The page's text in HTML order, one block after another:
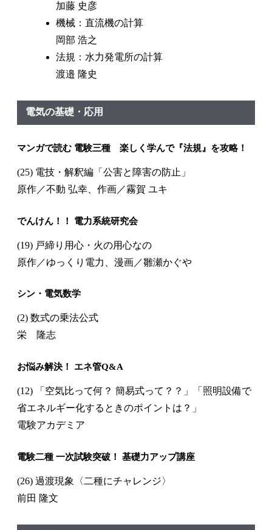
加藤 史彦
機械：直流機の計算
岡部 浩之
法規：水力発電所の計算
渡邉 隆史
電気の基礎・応用
マンガで読む 電験三種 楽しく学んで『法規』を攻略！
(25) 電技・解釈編「公害と障害の防止」
原作／不動 弘幸、作画／霧賀 ユキ
でんけん！！ 電力系統研究会
(19) 戸締り用心・火の用心なの
原作／ゆっくり電力、漫画／雛瀬かぐや
シン・電気数学
(2) 数式の乗法公式
栄 隆志
お悩み解決！ エネ管Q&A
(12) 「空気比って何？ 簡易式って？？」「照明設備で
省エネルギー化するときのポイントは？」
電験アカデミア
電験二種 一次試験突破！ 基礎力アップ講座
(26) 過渡現象〈二種にチャレンジ〉
前田 隆文